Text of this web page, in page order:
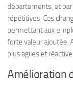
départements, et
répétitives. Ces
permettant aux
forte valeur ajoutée.
plus agiles et
Amélioration